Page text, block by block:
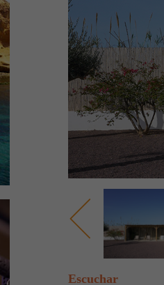
Escuchar